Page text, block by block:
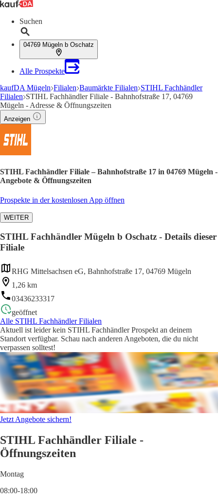
Suchen
04769 Mügeln b Oschatz
Alle Prospekte
kaufDA Mügeln Filialen Baumärkte Filialen STIHL Fachhändler
Filialen STIHL Fachhändler Filiale - Bahnhofstraße 17, 04769
Mügeln - Adresse & Öffnungszeiten
Anzeigen
STIHL Fachhändler Filiale – Bahnhofstraße 17 in 04769 Mügeln -
Angebote & Öffnungszeiten
Prospekte in der kostenlosen App öffnen
WEITER
STIHL Fachhändler Mügeln b Oschatz - Details dieser
Filiale
RHG Mittelsachsen eG, Bahnhofstraße 17, 04769 Mügeln
1,26 km
03436233317
geöffnet
Alle STIHL Fachhändler Filialen
Aktuell ist leider kein STIHL Fachhändler Prospekt an deinem
Standort verfügbar. Schau nach anderen Angeboten, die du nicht
verpassen solltest!
Jetzt Angebote sichern!
STIHL Fachhändler Filiale -
Öffnungszeiten
Montag
08:00-18:00